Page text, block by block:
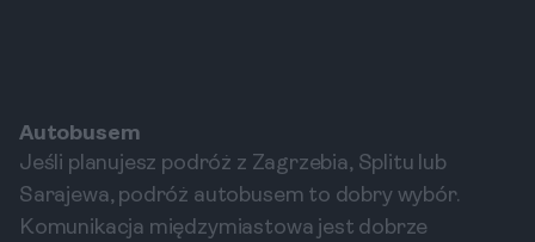
Autobusem
Jeśli planujesz podróż z Zagrzebia, Splitu lub
Sarajewa, podróż autobusem to dobry wybór.
Komunikacja międzymiastowa jest dobrze